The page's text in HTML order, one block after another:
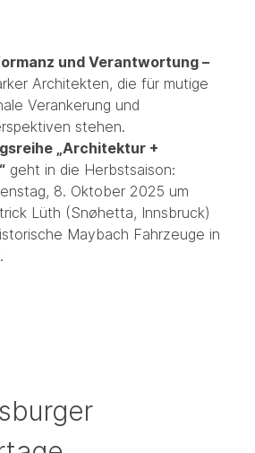
und Verantwortung –
Architekten, die für mutige
Verankerung und
stehen.
„Architektur +
geht in die Herbstsaison:
8. Oktober 2025 um
Lüth (Snøhetta, Innsbruck)
Maybach Fahrzeuge in